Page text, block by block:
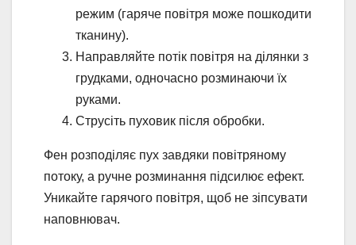
режим (гаряче повітря може пошкодити
тканину).
Направляйте потік повітря на ділянки з
грудками, одночасно розминаючи їх
руками.
Струсіть пуховик після обробки.
Фен розподіляє пух завдяки повітряному
потоку, а ручне розминання підсилює ефект.
Уникайте гарячого повітря, щоб не зіпсувати
наповнювач.